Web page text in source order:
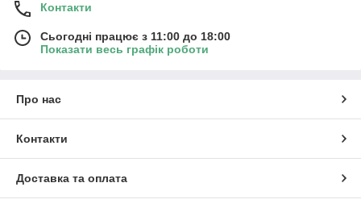
Контакти
Сьогодні працює з 11:00 до 18:00
Показати весь графік роботи
Про нас
Контакти
Доставка та оплата